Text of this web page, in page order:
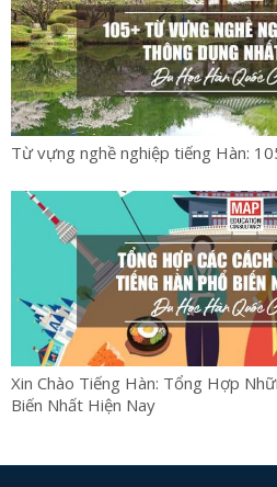
Từ vựng nghề nghiệp tiếng Hàn:
Xin Chào Tiếng Hàn: Tổng Hợp
Biến Nhất Hiện Nay